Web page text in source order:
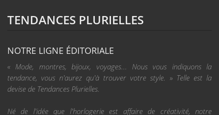
TENDANCES PLURIELLES
NOTRE LIGNE ÉDITORIALE
« Mode, montres, bijoux, voyages... Nous vous indiquons la
tendance, vous n'aurez qu'à trouver votre style. » Telle est la
devise de Tendances Plurielles.
Né de l'idée que l'horlogerie est affaire de créativité, notre